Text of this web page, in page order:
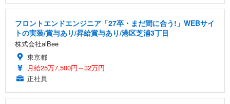
フロントエンドエンジニア「27卒・まだ間に合う!」WEBサイ
トの実装/賞与あり/昇給賞与あり/港区芝浦3丁目
株式会社alBee
東京都
月給25万7,500円～32万円
正社員